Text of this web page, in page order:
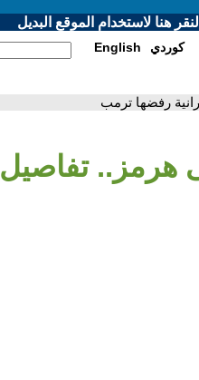
هنا لاستخدام الموقع البديل
English كوردي
رفضها ترمب
هرمز.. تفاصيل